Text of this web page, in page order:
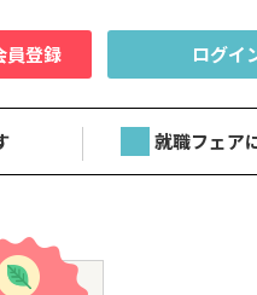
員登録 ログイ
就職フェア